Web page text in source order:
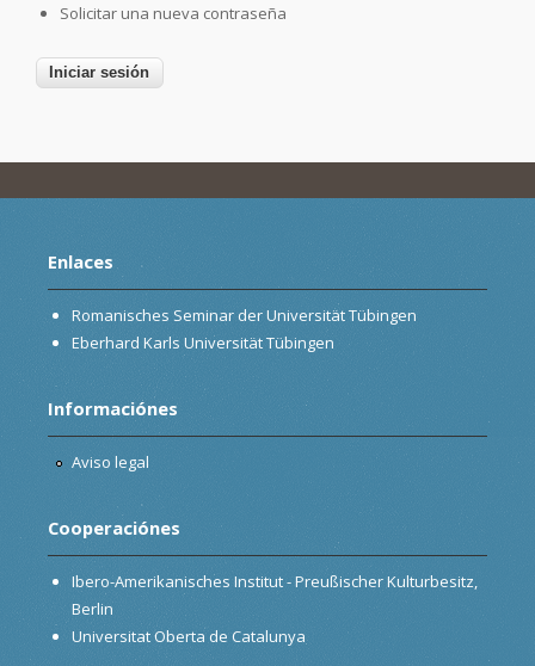
Solicitar una nueva contraseña
Enlaces
Romanisches Seminar der Universität Tübingen
Eberhard Karls Universität Tübingen
Informaciónes
Aviso legal
Cooperaciónes
Ibero-Amerikanisches Institut - Preußischer Kulturbesitz,
Berlin
Universitat Oberta de Catalunya